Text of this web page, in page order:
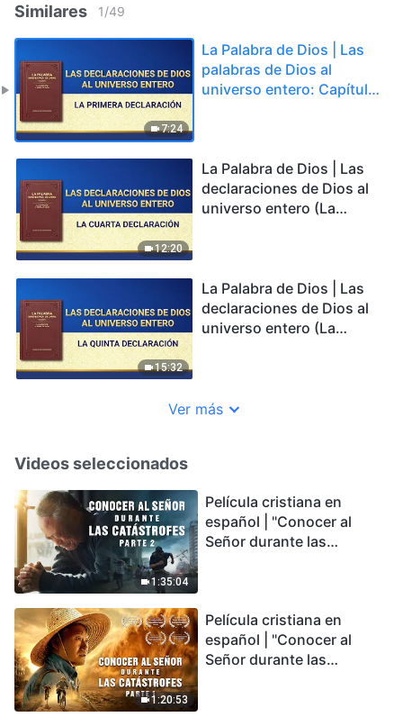
Similares 1/49
7:24
La Palabra de Dios | Las
palabras de Dios al
universo entero: Capítulo
12:20
La Palabra de Dios | Las
declaraciones de Dios al
universo entero (La
15:32
La Palabra de Dios | Las
declaraciones de Dios al
universo entero (La
Ver más
Videos seleccionados
1:35:04
Película cristiana en
español | "Conocer al
Señor durante las
podemos sobrevivir?
1:20:53
Película cristiana en
español | "Conocer al
Señor durante las